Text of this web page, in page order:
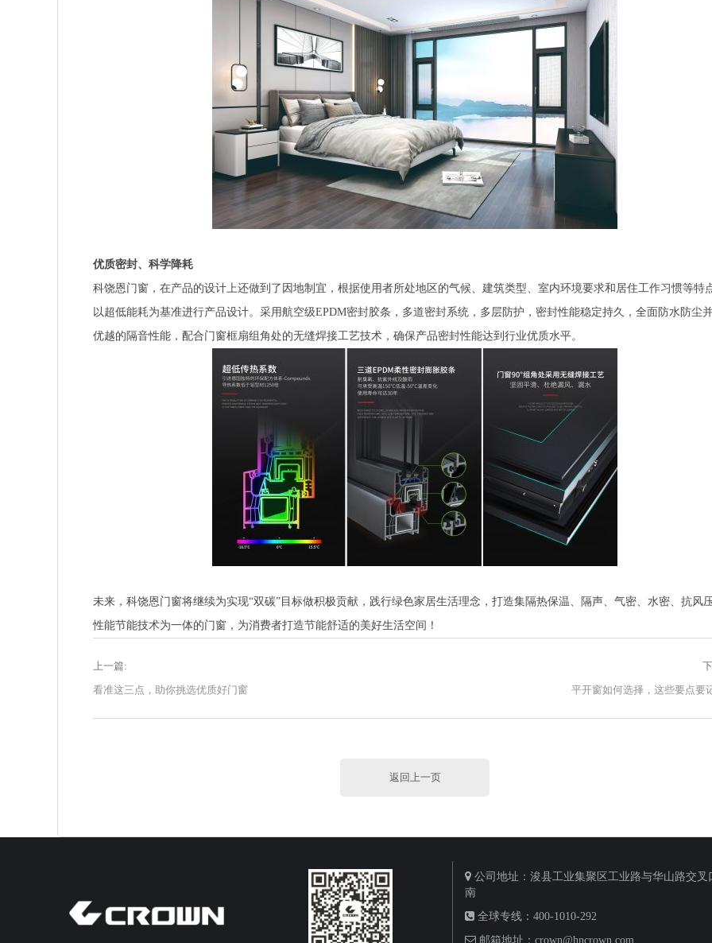
优质密封、科学降耗
科饶恩门窗，在产品的设计上还做到了因地制宜，根据使用者所处地区的气候、建筑类型、室内环境要求和居住工作习惯等特
以超低能耗为基准进行产品设计。采用航空级EPDM密封胶条，多道密封系统，多层防护，密封性能稳定持久，全面防水防尘
优越的隔音性能，配合门窗框扇组角处的无缝焊接工艺技术，确保产品密封性能达到行业优质水平。
未来，科饶恩门窗将继续为实现“双碳”目标做积极贡献，践行绿色家居生活理念，打造集隔热保温、隔声、气密、水密、抗风
性能节能技术为一体的门窗，为消费者打造节能舒适的美好生活空间！
上一篇:
看准这三点，助你挑选优质好门窗
平开窗如何选择，这些要点要
返回上一页
公司地址：浚县工业集聚区工业路与华山路交叉
南
全球专线：400-1010-292
邮箱地址：crown@hncrown.com